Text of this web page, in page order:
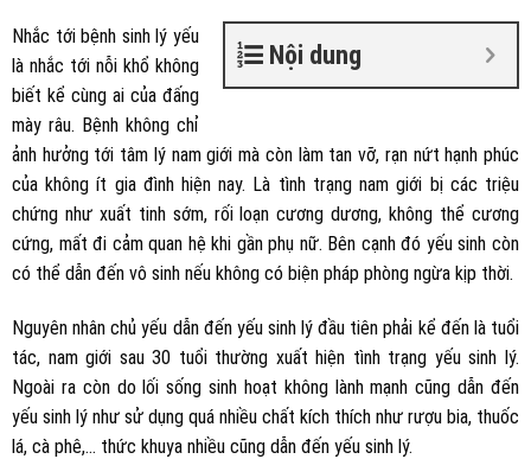
Nội dung
Nhắc tới bệnh sinh lý yếu
là nhắc tới nỗi khổ không
biết kể cùng ai của đấng
mày râu. Bệnh không chỉ
ảnh hưởng tới tâm lý nam giới mà còn làm tan vỡ, rạn nứt hạnh phúc
của không ít gia đình hiện nay. Là tình trạng nam giới bị các triệu
chứng như xuất tinh sớm, rối loạn cương dương, không thể cương
cứng, mất đi cảm quan hệ khi gần phụ nữ. Bên cạnh đó yếu sinh còn
có thể dẫn đến vô sinh nếu không có biện pháp phòng ngừa kịp thời.
Nguyên nhân chủ yếu dẫn đến yếu sinh lý đầu tiên phải kể đến là tuổi
tác, nam giới sau 30 tuổi thường xuất hiện tình trạng yếu sinh lý.
Ngoài ra còn do lối sống sinh hoạt không lành mạnh cũng dẫn đến
yếu sinh lý như sử dụng quá nhiều chất kích thích như rượu bia, thuốc
lá, cà phê,… thức khuya nhiều cũng dẫn đến yếu sinh lý.